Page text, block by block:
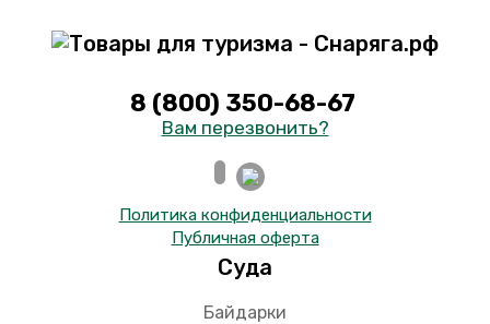
8 (800) 350-68-67
Вам перезвонить?
Политика конфиденциальности
Публичная оферта
Суда
Байдарки